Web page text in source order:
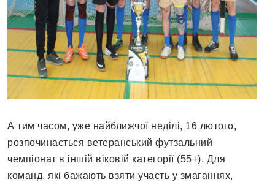
А тим часом, уже найближчої неділі, 16 лютого,
розпочинається ветеранський футзальний
чемпіонат в іншій віковій категорії (55+). Для
команд, які бажають взяти участь у змаганнях,